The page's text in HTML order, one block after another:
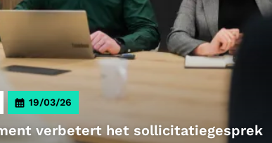
19/03/26
verbetert het sollicitatiegesprek